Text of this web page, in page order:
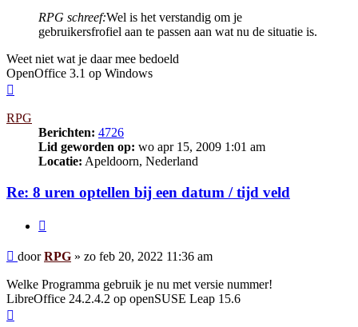
RPG schreef:Wel is het verstandig om je
gebruikersfrofiel aan te passen aan wat nu de situatie is.
Weet niet wat je daar mee bedoeld
OpenOffice 3.1 op Windows
RPG
Berichten: 4726
Lid geworden op: wo apr 15, 2009 1:01 am
Locatie: Apeldoorn, Nederland
Re: 8 uren optellen bij een datum / tijd veld
Bericht
doorRPG » zo feb 20, 2022 11:36 am
Welke Programma gebruik je nu met versie nummer!
LibreOffice 24.2.4.2 op openSUSE Leap 15.6